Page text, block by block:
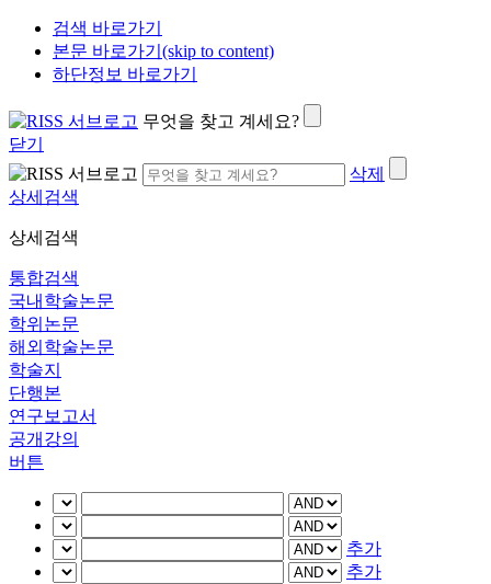
검색 바로가기
본문 바로가기(skip to content)
하단정보 바로가기
무엇을 찾고 계세요?
닫기
삭제
상세검색
상세검색
통합검색
국내학술논문
학위논문
해외학술논문
학술지
단행본
연구보고서
공개강의
버튼
추가
추가